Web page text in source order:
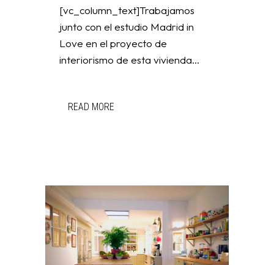
[vc_column_text]Trabajamos
junto con el estudio Madrid in
Love en el proyecto de
interiorismo de esta vivienda...
READ MORE